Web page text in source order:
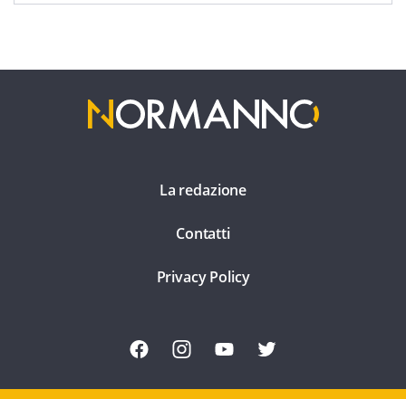
La redazione
Contatti
Privacy Policy